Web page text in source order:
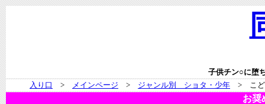
子供チン○に堕
入り口
> メインページ > ジャンル別 ショタ・少年 > こど
お奨